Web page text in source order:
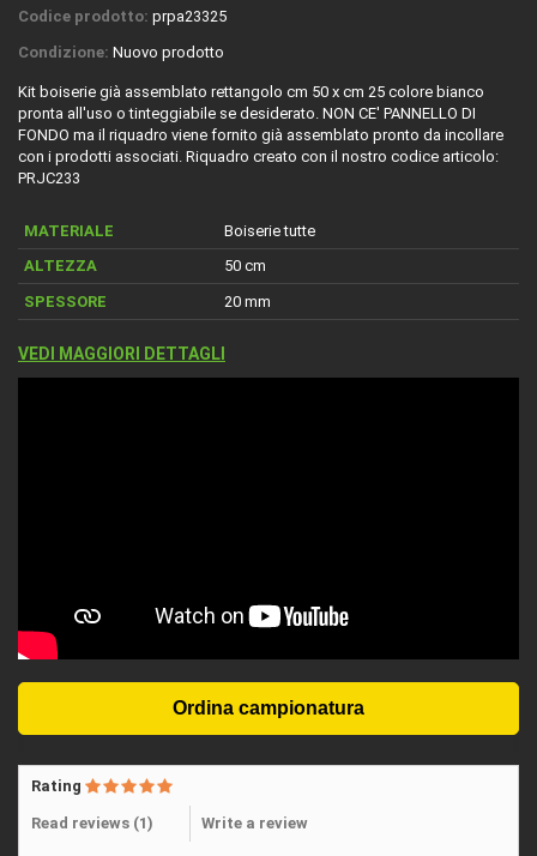
Codice prodotto: prpa23325
Condizione: Nuovo prodotto
Kit boiserie già assemblato rettangolo cm 50 x cm 25 colore bianco
pronta all'uso o tinteggiabile se desiderato. NON CE' PANNELLO DI
FONDO ma il riquadro viene fornito già assemblato pronto da incollare
con i prodotti associati. Riquadro creato con il nostro codice articolo:
PRJC233
MATERIALE
Boiserie tutte
ALTEZZA
50 cm
SPESSORE
20 mm
VEDI MAGGIORI DETTAGLI
Rating
Read reviews (1) Write a review